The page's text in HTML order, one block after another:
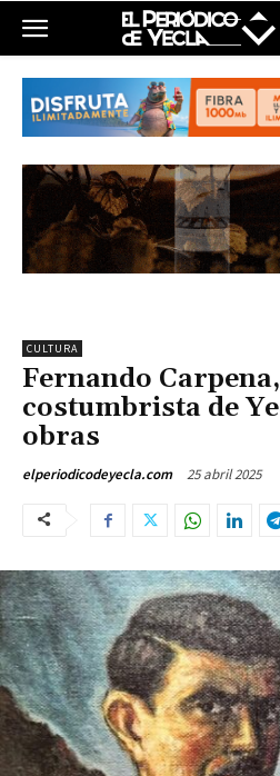
CULTURA
Fernando
costumbrista de
obras
elperiodicodeyecla.com 25 abril 2025